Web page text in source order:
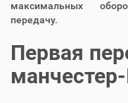
максимальных
передачу.
Первая